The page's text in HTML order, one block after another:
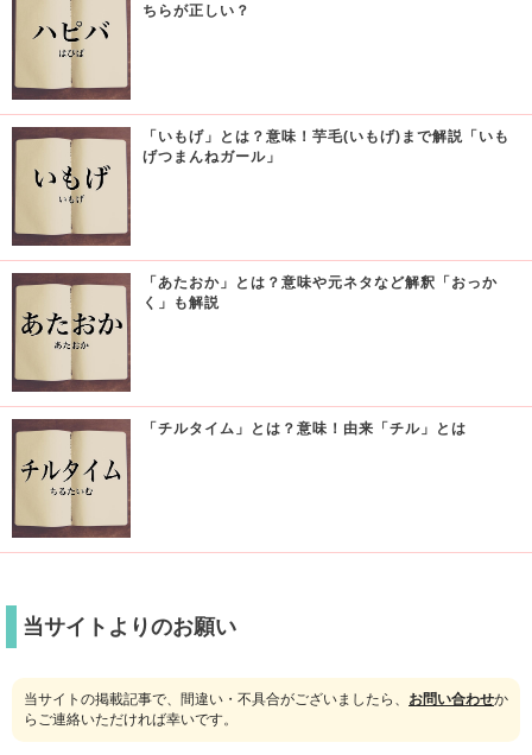
ちらが正しい？
「いもげ」とは？意味！芋毛(いもげ)まで解説「いも
げつまんねガール」
「あたおか」とは？意味や元ネタなど解釈「おっか
く」も解説
「チルタイム」とは？意味！由来「チル」とは
当サイトよりのお願い
当サイトの掲載記事で、間違い・不具合がございましたら、 お問い合わせか
らご連絡いただければ幸いです。